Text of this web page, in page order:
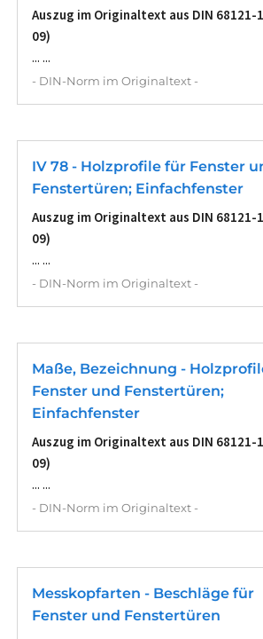
Auszug im Originaltext aus DIN 68121-
09)
... ...
- DIN-Norm im Originaltext -
IV 78 - Holzprofile für Fenster
Fenstertüren; Einfachfenster
Auszug im Originaltext aus DIN 68121-
09)
... ...
- DIN-Norm im Originaltext -
Maße, Bezeichnung -
Fenster und Fenstertüren;
Einfachfenster
Auszug im Originaltext aus DIN 68121-
09)
... ...
- DIN-Norm im Originaltext -
Messkopfarten - Beschläge für
Fenster und Fenstertüren